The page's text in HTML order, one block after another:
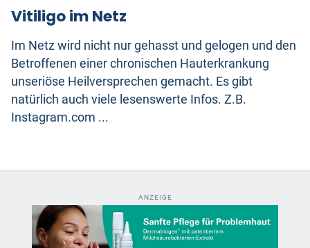
Vitiligo im Netz
Im Netz wird nicht nur gehasst und gelogen und den
Betroffenen einer chronischen Hauterkrankung
unseriöse Heilversprechen gemacht. Es gibt
natürlich auch viele lesenswerte Infos. Z.B.
Instagram.com ...
ANZEIGE